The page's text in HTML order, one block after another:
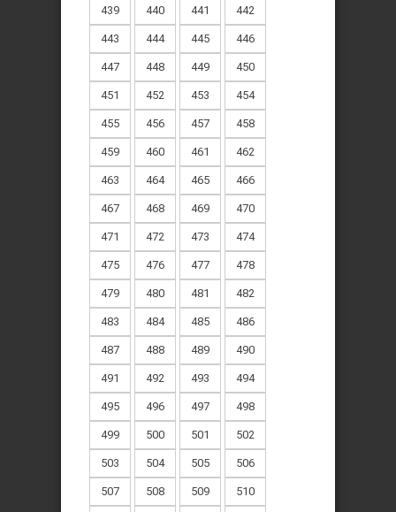
439 440 441 442
443 444 445 446
447 448 449 450
451 452 453 454
455 456 457 458
459 460 461 462
463 464 465 466
467 468 469 470
471 472 473 474
475 476 477 478
479 480 481 482
483 484 485 486
487 488 489 490
491 492 493 494
495 496 497 498
499 500 501 502
503 504 505 506
507 508 509 510